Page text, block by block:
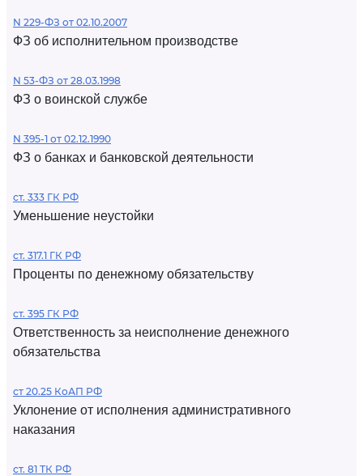
N 229-ФЗ от 02.10.2007
ФЗ об исполнительном производстве
N 53-ФЗ от 28.03.1998
ФЗ о воинской службе
N 395-1 от 02.12.1990
ФЗ о банках и банковской деятельности
ст. 333 ГК РФ
Уменьшение неустойки
ст. 317.1 ГК РФ
Проценты по денежному обязательству
ст. 395 ГК РФ
Ответственность за неисполнение денежного
обязательства
ст 20.25 КоАП РФ
Уклонение от исполнения административного
наказания
ст. 81 ТК РФ